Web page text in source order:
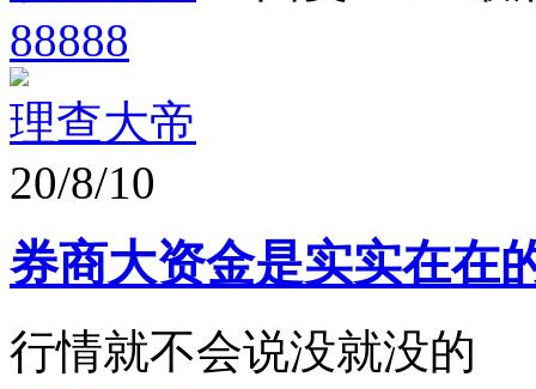
88888
理查大帝
20/8/10
券商大资金是实实在在
行情就不会说没就没的